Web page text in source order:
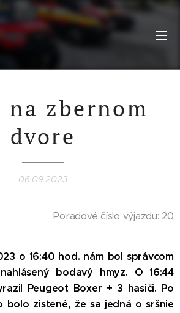
na zbernom
dvore
06.09.2023
Poradové číslo výjazdu: 20
o 16:40 hod. nám bol správcom
bodavý hmyz. O 16:44
Peugeot Boxer + 3 hasiči. Po
bolo zistené, že sa jedná o sršnie